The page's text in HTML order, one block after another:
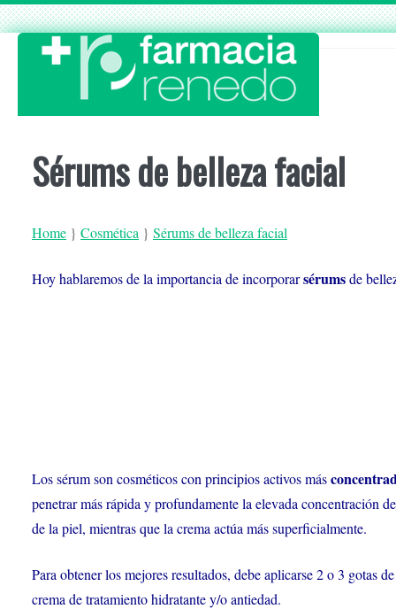
Skip
to
content
Sérums de belleza facial
Home } Cosmética } Sérums de belleza facial
Hoy hablaremos de la importancia de incorporarsérumsde
Los sérum son cosméticos con principios activos más
penetrar más rápida y profundamente la elevada concentración
de la piel, mientras que la crema actúa más superficialmente.
Para obtener los mejores resultados, debe aplicarse 2 o 3 gotas
crema de tratamiento hidratante y/o antiedad.